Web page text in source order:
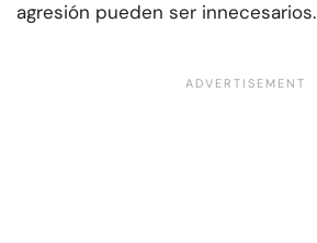
agresión pueden ser innecesarios.